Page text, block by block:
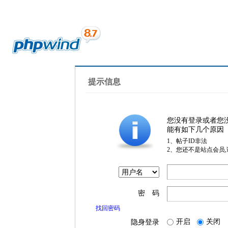
提示信息
您没有登录或者您
能有如下几个原因
1、帖子ID非法
2、您还不是站点会员
密 码
找回密码
隐身登录 开启 关闭